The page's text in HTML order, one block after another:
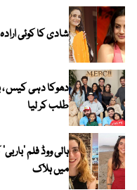
شادی کا کوئی
دھوکا دہی کیس ،
طلب کر لیا
ہالی ووڈ فلم
میں ہلاک